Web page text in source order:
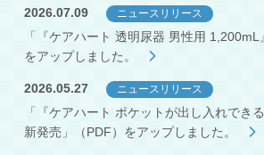
2026.07.09 ニュースリリース
「『ケアハート 透明尿器 男性用 1,200mL
をアップしました。
2026.05.27 ニュースリリース
「『ケアハート ポケットが出し入れでき
新発売」（PDF）をアップしました。